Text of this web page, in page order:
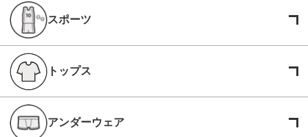
スポーツ
トップス
アンダーウェア